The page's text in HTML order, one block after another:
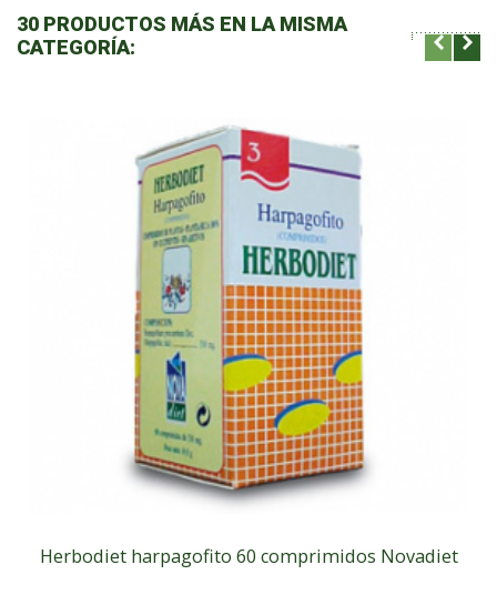
30 PRODUCTOS MÁS EN LA MISMA
CATEGORÍA:
Herbodiet harpagofito 60 comprimidos Novadiet